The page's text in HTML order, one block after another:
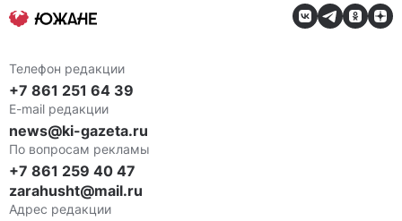
Телефон редакции
+7 861 251 64 39
E-mail редакции
news@ki-gazeta.ru
По вопросам рекламы
+7 861 259 40 47
zarahusht@mail.ru
Адрес редакции